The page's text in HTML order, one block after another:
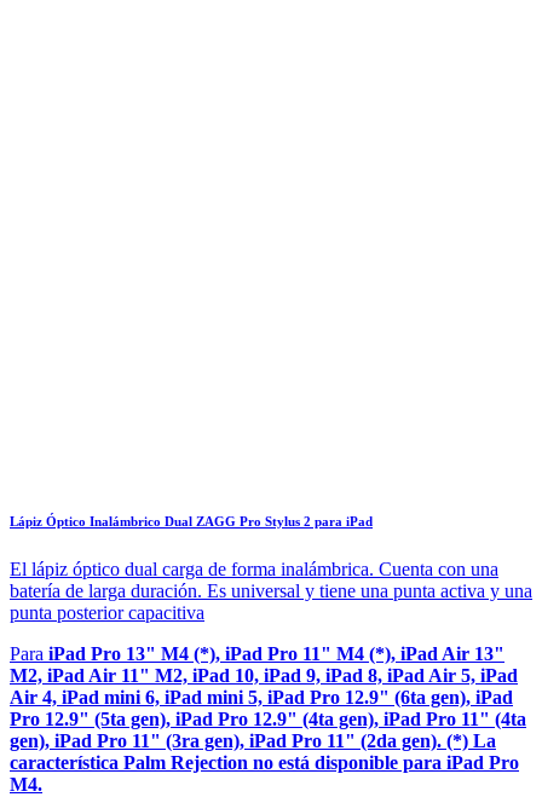
Lápiz Óptico Inalámbrico Dual ZAGG Pro Stylus 2 para iPad
El lápiz óptico dual carga de forma inalámbrica. Cuenta con una
batería de larga duración. Es universal y tiene una punta activa y una
punta posterior capacitiva
Para iPad Pro 13" M4 (*), iPad Pro 11" M4 (*), iPad Air 13"
M2, iPad Air 11" M2, iPad 10, iPad 9, iPad 8, iPad Air 5, iPad
Air 4, iPad mini 6, iPad mini 5, iPad Pro 12.9" (6ta gen), iPad
Pro 12.9" (5ta gen), iPad Pro 12.9" (4ta gen), iPad Pro 11" (4ta
gen), iPad Pro 11" (3ra gen), iPad Pro 11" (2da gen). (*) La
característica Palm Rejection no está disponible para iPad Pro
M4.